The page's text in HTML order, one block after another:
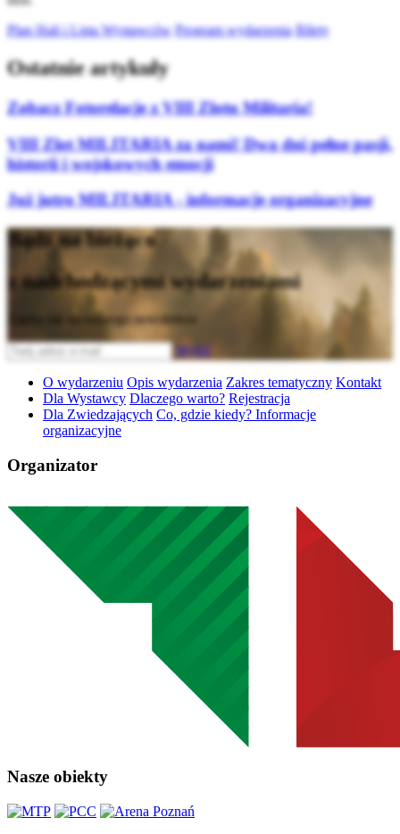
Plan Hali i Lista Wystawców Program wydarzenia Bilety
Ostatnie artykuły
Zobacz Fotorelacje z VIII Zlotu Militaria!
VIII Zlot MILITARIA za nami! Dwa dni pełne pasji,
historii i wojskowych emocji
Już jutro MILITARIA - informacje organizacyjne
Bądź na bieżąco
z nadchodzącymi wydarzeniami
Zapisz się do naszego newslettera
Wyślij
O wydarzeniu Opis wydarzenia Zakres tematyczny Kontakt
Dla Wystawcy Dlaczego warto? Rejestracja
Dla Zwiedzających Co, gdzie kiedy? Informacje
organizacyjne
Organizator
Nasze obiekty